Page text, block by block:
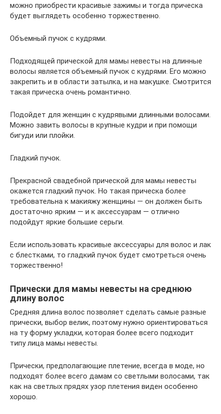
можно приобрести красивые зажимы и тогда прическа
будет выглядеть особенно торжественно.
Объемный пучок с кудрями.
Подходящей прической для мамы невесты на длинные
волосы является объемный пучок с кудрями. Его можно
закрепить и в области затылка, и на макушке. Смотрится
такая прическа очень романтично.
Подойдет для женщин с кудрявыми длинными волосами.
Можно завить волосы в крупные кудри и при помощи
бигуди или плойки.
Гладкий пучок.
Прекрасной свадебной прической для мамы невесты
окажется гладкий пучок. Но такая прическа более
требовательна к макияжу женщины — он должен быть
достаточно ярким — и к аксессуарам — отлично
подойдут яркие большие серьги.
Если использовать красивые аксессуары для волос и лак
с блестками, то гладкий пучок будет смотреться очень
торжественно!
Прически для мамы невесты на среднюю
длину волос
Средняя длина волос позволяет сделать самые разные
прически, выбор велик, поэтому нужно ориентироваться
на ту форму укладки, которая более всего подходит
типу лица мамы невесты.
Прически, предполагающие плетение, всегда в моде, но
подходят более всего дамам со светлыми волосами, так
как на светлых прядях узор плетения виден особенно
хорошо.